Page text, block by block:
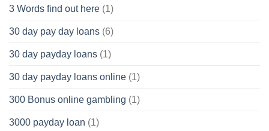
3 Words find out here (1)
30 day pay day loans (6)
30 day payday loans (1)
30 day payday loans online (1)
300 Bonus online gambling (1)
3000 payday loan (1)